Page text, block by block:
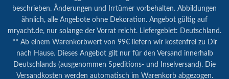
beschrieben. Änderungen und Irrtümer vorbehalten. Abbildungen
ähnlich, alle Angebote ohne Dekoration. Angebot gültig auf
mryacht.de, nur solange der Vorrat reicht. Liefergebiet: Deutschland.
** Ab einem Warenkorbwert von 99€ liefern wir kostenfrei zu Dir
nach Hause. Dieses Angebot gilt nur für den Versand innerhalb
Deutschlands (ausgenommen Speditions- und Inselversand). Die
Versandkosten werden automatisch im Warenkorb abgezogen.